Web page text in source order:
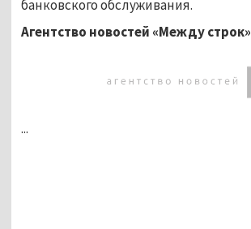
банковского обслуживания.
Агентство новостей «Между строк»
...